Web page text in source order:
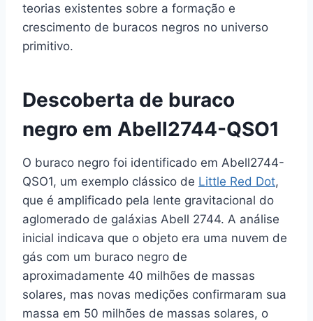
teorias existentes sobre a formação e
crescimento de buracos negros no universo
primitivo.
Descoberta de buraco
negro em Abell2744-QSO1
O buraco negro foi identificado em Abell2744-
QSO1, um exemplo clássico de Little Red Dot,
que é amplificado pela lente gravitacional do
aglomerado de galáxias Abell 2744. A análise
inicial indicava que o objeto era uma nuvem de
gás com um buraco negro de
aproximadamente 40 milhões de massas
solares, mas novas medições confirmaram sua
massa em 50 milhões de massas solares, o